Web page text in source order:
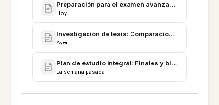
Preparación para el examen avanzado de
Hoy
Investigación de tesis: Comparación de
Ayer
Plan de estudio integral: Finales y bloqueo de
La semana pasada